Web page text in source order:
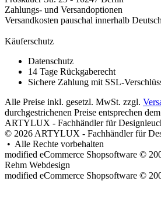
Zahlungs- und Versandoptionen
Versandkosten pauschal innerhalb
Käuferschutz
Datenschutz
14 Tage Rückgaberecht
Sichere Zahlung mit SSL-
Alle Preise inkl. gesetzl. MwSt. zzgl.
durchgestrichenen Preise entsprechen
ARTYLUX - Fachhändler für
© 2026 ARTYLUX - Fachhändler für
• Alle Rechte vorbehalten
modified eCommerce Shopsoftware ©
Rehm Webdesign
modified eCommerce Shopsoftware ©